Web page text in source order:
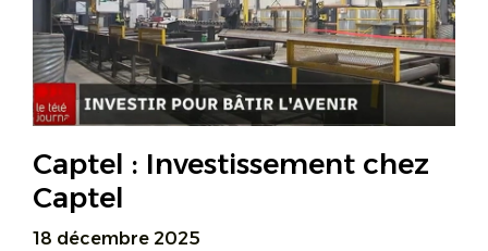
Captel : Investissement chez
Captel
18 décembre 2025